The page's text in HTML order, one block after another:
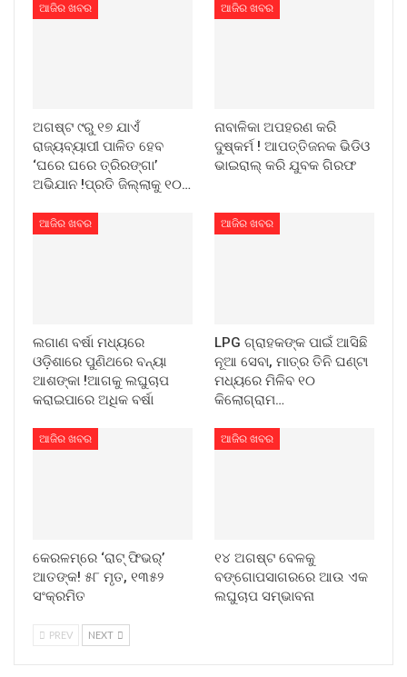
ଆଜିର ଖବର
ଅଗଷ୍ଟ ୯ରୁ ୧୭ ଯାଏଁ
ରାଜ୍ୟବ୍ୟାପୀ ପାଳିତ ହେବ
‘ଘରେ ଘରେ ତ୍ରିରଙ୍ଗା’
ଅଭିଯାନ !ପ୍ରତି ଜିଲ୍ଲାକୁ ୧୦…
ଆଜିର ଖବର
ନାବାଳିକା ଅପହରଣ କରି
ଦୁଷ୍କର୍ମ ! ଆପତ୍ତିଜନକ ଭିଡିଓ
ଭାଇରାଲ୍ କରି ଯୁବକ ଗିରଫ
ଆଜିର ଖବର
ଲଗାଣ ବର୍ଷା ମଧ୍ୟରେ
ଓଡ଼ିଶାରେ ପୁଣିଥରେ ବନ୍ୟା
ଆଶଙ୍କା !ଆଗକୁ ଲଘୁଚାପ
କରାଇପାରେ ଅଧିକ ବର୍ଷା
ଆଜିର ଖବର
LPG ଗ୍ରାହକଙ୍କ ପାଇଁ ଆସିଛି
ନୂଆ ସେବା, ମାତ୍ର ତିନି ଘଣ୍ଟା
ମଧ୍ୟରେ ମିଳିବ ୧୦
କିଲୋଗ୍ରାମ…
ଆଜିର ଖବର
କେରଳମ୍‌ରେ ‘ରାଟ୍ ଫିଭର୍’
ଆତଙ୍କ! ୫୮ ମୃତ, ୧୩୫୨
ସଂକ୍ରମିତ
ଆଜିର ଖବର
୧୪ ଅଗଷ୍ଟ ବେଳକୁ
ବଙ୍ଗୋପସାଗରରେ ଆଉ ଏକ
ଲଘୁଚାପ ସମ୍ଭାବନା
PREV NEXT